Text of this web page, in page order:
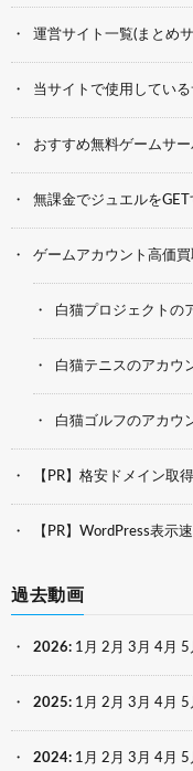
運営サイト一覧(まとめ
当サイトで使用してい
おすすめ無料ゲームサー
無課金でジュエルを
ゲームアカウント高価買
白猫プロジェクトの
白猫テニスのアカウ
白猫ゴルフのアカウ
【PR】格安ドメイン取
【PR】WordPress表示
過去動画
2026: 1月 2月 3月 4月 5
2025: 1月 2月 3月 4月 5
2024: 1月 2月 3月 4月 5